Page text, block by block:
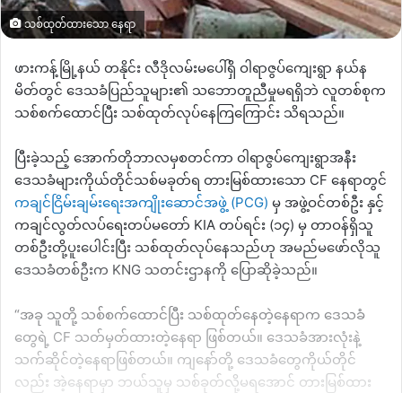
သစ်ထုတ်ထားသော နေရာ
ဖားကန့်မြို့နယ် တနိုင်း လီဒိုလမ်းမပေါ်ရှိ ဝါရာဇွပ်ကျေးရွာ နယ်န
မိတ်တွင် ဒေသခံပြည်သူများ၏ သဘောတူညီမှုမရရှိဘဲ လူတစ်စုက
သစ်စက်ထောင်ပြီး သစ်ထုတ်လုပ်နေကြကြောင်း သိရသည်။
ပြီးခဲ့သည့် အောက်တိုဘာလမှစတင်ကာ ဝါရာဇွပ်ကျေးရွာအနီး
ဒေသခံများကိုယ်တိုင်သစ်မခုတ်ရ တားမြစ်ထားသော CF နေရာတွင်
ကချင်ငြိမ်းချမ်းရေးအကျိုးဆောင်အဖွဲ့ (PCG) မှ အဖွဲ့ဝင်တစ်ဦး နှင့်
ကချင်လွတ်လပ်ရေးတပ်မတော် KIA တပ်ရင်း (၁၄) မှ တာဝန်ရှိသူ
တစ်ဦးတို့ပူးပေါင်းပြီး သစ်ထုတ်လုပ်နေသည်ဟု အမည်မဖော်လိုသူ
ဒေသခံတစ်ဦးက KNG သတင်းဌာနကို ပြောဆိုခဲ့သည်။
“အခု သူတို့ သစ်စက်ထောင်ပြီး သစ်ထုတ်နေတဲ့နေရာက ဒေသခံ
တွေရဲ့ CF သတ်မှတ်ထားတဲ့နေရာ ဖြစ်တယ်။ ဒေသခံအားလုံးနဲ့
သက်ဆိုင်တဲ့နေရာဖြစ်တယ်။ ကျနော်တို့ ဒေသခံတွေကိုယ်တိုင်
လည်း အဲ့နေရာမှာ ဘယ်သူမှ သစ်ခုတ်လို့မရအောင် တားမြစ်ထား